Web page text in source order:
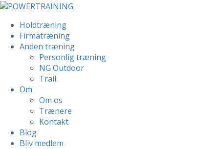
Holdtræning
Firmatræning
Anden træning
Personlig træning
NG Outdoor
Trail
Om
Om os
Trænere
Kontakt
Blog
Bliv medlem